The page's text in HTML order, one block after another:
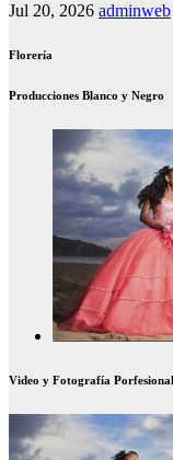
Jul 20, 2026 adminweb
Florería
Producciones Blanco y Negro
Video y Fotografía Porfesional